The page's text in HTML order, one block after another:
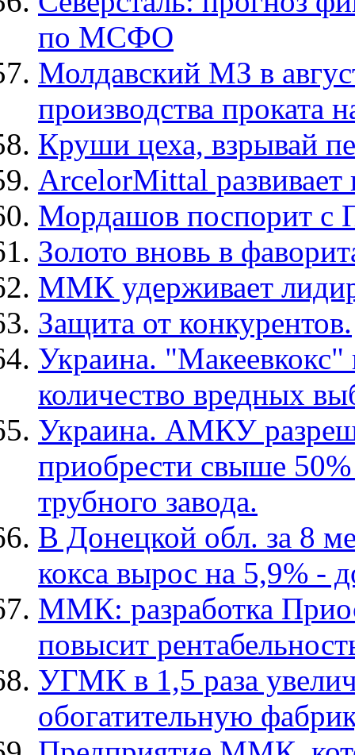
по МСФО
Молдавский МЗ в
производства проката
Круши цеха, взрывай
ArcelorMittal
Мордашов поспорит с
Золото вновь в
ММК удерживает
Защита от конкурентов.
Украина. "Макеевкокс"
количество вредных
Украина. АМКУ
приобрести свыше
трубного завода.
В Донецкой обл. за 8
кокса вырос на 5,9% -
ММК: разработка
повысит
УГМК в 1,5 раза
обогатительную